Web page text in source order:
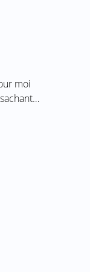
moi